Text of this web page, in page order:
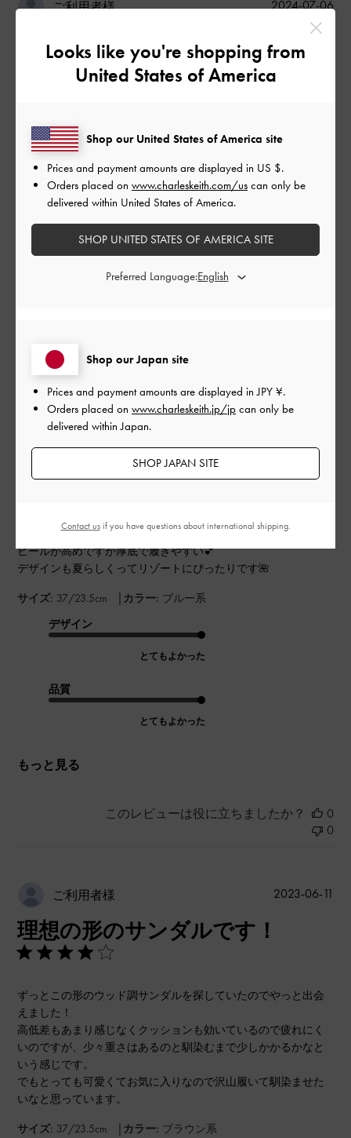
ご利用者様
厚底サンダル
ありますが、あまりに気にならず歩きやすいです。
サイズ: 37/23.5cm
デザイン
とてもよかった
公
2024-07-06
このレビューは役に立ちましたか？
ご利用者様
shiさんのレビュー
ヒールが高めですが厚底で履きやすい💕
デザインも夏らしくってリゾートにぴったりです🌺
サイズ: 37/23.5cm | カラー: ブルー系
デザイン
とてもよかった
品質
とてもよかった
もっと見る
2023-07-31
このレビューは役に立ちましたか？
0
0
ご利用者様
理想の形のサンダルです！
ずっとこの形のウッド調サンダルを探していたのでやっと出会
えました！
高低差もあまり感じなくクッションも効いているので疲れにく
いのですが、少々重さはあるのと馴染むまで少しかかるかなと
いう感じです。
でもとっても可愛くてお気に入りなので沢山履いて馴染ませた
いなと思っています。
サイズ: 37/23.5cm | カラー: ブラウン系
2023-06-11
Looks like you're shopping from
United States of America
Shop our Japan site
Prices and payment amounts are displayed inJPY ¥.
Orders placed on www.charleskeith.jp/jp can only be
delivered within Japan.
SHOP JAPAN SITE
Shop our United States of America site
Prices and payment amounts are displayed in US $.
Orders placed on www.charleskeith.com/us can only be
delivered within United States of America.
SHOP UNITED STATES OF AMERICA SITE
Preferred Language:
Contact usif you have questions about international shipping.